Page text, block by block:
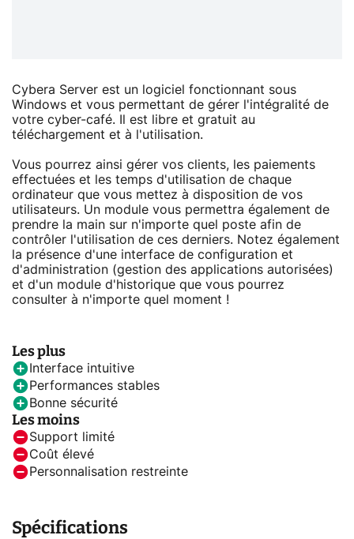
Cybera Server est un logiciel fonctionnant sous
Windows et vous permettant de gérer l'intégralité de
votre cyber-café. Il est libre et gratuit au
téléchargement et à l'utilisation.
Vous pourrez ainsi gérer vos clients, les paiements
effectuées et les temps d'utilisation de chaque
ordinateur que vous mettez à disposition de vos
utilisateurs. Un module vous permettra également de
prendre la main sur n'importe quel poste afin de
contrôler l'utilisation de ces derniers. Notez également
la présence d'une interface de configuration et
d'administration (gestion des applications autorisées)
et d'un module d'historique que vous pourrez
consulter à n'importe quel moment !
Les plus
Interface intuitive
Performances stables
Bonne sécurité
Les moins
Support limité
Coût élevé
Personnalisation restreinte
Spécifications